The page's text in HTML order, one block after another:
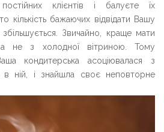
клієнтів і балуєте їх
кількість бажаючих відвідати Вашу
Звичайно, краще мати
не з холодної вітриною. Тому
кондитерська асоціювалася з
ній, і знайшла своє неповторне